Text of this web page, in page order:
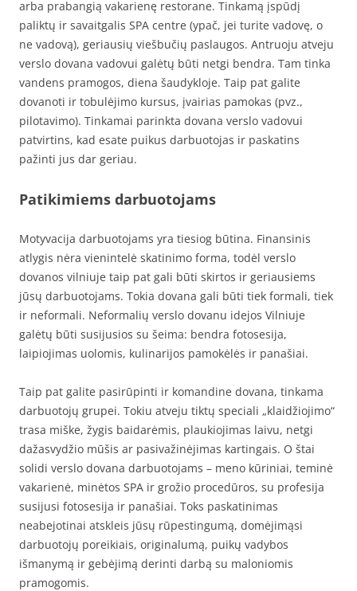
arba prabangią vakarienę restorane. Tinkamą įspūdį
paliktų ir savaitgalis SPA centre (ypač, jei turite vadovę, o
ne vadovą), geriausių viešbučių paslaugos. Antruoju atveju
verslo dovana vadovui galėtų būti netgi bendra. Tam tinka
vandens pramogos, diena šaudykloje. Taip pat galite
dovanoti ir tobulėjimo kursus, įvairias pamokas (pvz.,
pilotavimo). Tinkamai parinkta dovana verslo vadovui
patvirtins, kad esate puikus darbuotojas ir paskatins
pažinti jus dar geriau.
Patikimiems darbuotojams
Motyvacija darbuotojams yra tiesiog būtina. Finansinis
atlygis nėra vienintelė skatinimo forma, todėl verslo
dovanos vilniuje taip pat gali būti skirtos ir geriausiems
jūsų darbuotojams. Tokia dovana gali būti tiek formali, tiek
ir neformali. Neformalių verslo dovanu idejos Vilniuje
galėtų būti susijusios su šeima: bendra fotosesija,
laipiojimas uolomis, kulinarijos pamokėlės ir panašiai.
Taip pat galite pasirūpinti ir komandine dovana, tinkama
darbuotojų grupei. Tokiu atveju tiktų speciali „klaidžiojimo“
trasa miške, žygis baidarėmis, plaukiojimas laivu, netgi
dažasvydžio mūšis ar pasivažinėjimas kartingais. O štai
solidi verslo dovana darbuotojams – meno kūriniai, teminė
vakarienė, minėtos SPA ir grožio procedūros, su profesija
susijusi fotosesija ir panašiai. Toks paskatinimas
neabejotinai atskleis jūsų rūpestingumą, domėjimąsi
darbuotojų poreikiais, originalumą, puikų vadybos
išmanymą ir gebėjimą derinti darbą su maloniomis
pramogomis.